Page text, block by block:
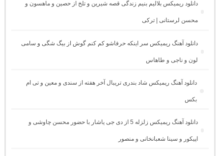
دانلود ریمیکس بلالیم بنیم زندگی قصه شیرین و تلخ از حصین و ماهسون و
محسن لرستانی | ترکی
دانلود آهنگ ریمیکس سر اینکه حرفاشو کم کنم گوش از بیگ شگی و سامی
لون و ناجی و طاهاس
دانلود آهنگ ریمیکس شاد بندری تریبال آخر هفته از سندی و معین و تی ام
بکس
دانلود آهنگ ریمیکس زلزله 5 از دی جی یاشار با حضور محسن چاوشی و
اپیکور و سینا شعبانخانی و منصور